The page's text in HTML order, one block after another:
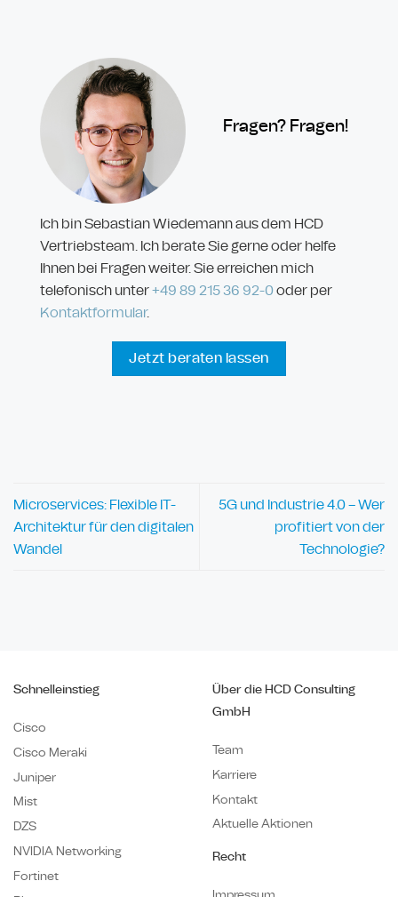
Fragen? Fragen!
Ich bin Sebastian Wiedemann aus dem HCD
Vertriebsteam. Ich berate Sie gerne oder helfe
Ihnen bei Fragen weiter. Sie erreichen mich
telefonisch unter+49 89215 36 92-0oder per
Kontaktformular.
Jetzt beraten lassen
Microservices: Flexible IT-
Architektur für den digitalen
Wandel
5G und Industrie 4.0 – Wer
profitiert von der
Technologie?
Schnelleinstieg
Cisco
Cisco Meraki
Juniper
Mist
DZS
NVIDIA Networking
Fortinet
Über die HCD Consulting
GmbH
Team
Karriere
Kontakt
Aktuelle Aktionen
Recht